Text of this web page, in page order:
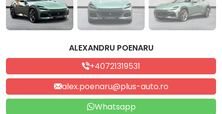
ALEXANDRU POENARU
+40721319531
alex.poenaru@plus-auto.ro
Whatsapp